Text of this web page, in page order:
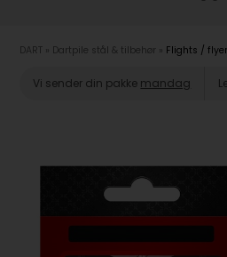
DART Dartpile stål & tilbehør Flights /
Vi sender din pakke mandag